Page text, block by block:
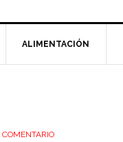
ALIMENTACIÓN